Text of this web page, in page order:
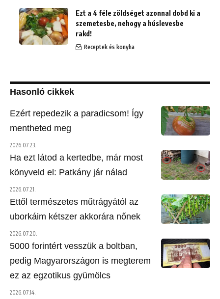
Ezt a 4 féle zöldséget azonnal dobd ki a
szemetesbe, nehogy a húslevesbe
rakd!
Receptek és konyha
Hasonló cikkek
Ezért repedezik a paradicsom! Így
mentheted meg
2026.07.23.
Ha ezt látod a kertedbe, már most
könyveld el: Patkány jár nálad
2026.07.21.
Ettől természetes műtrágyától az
uborkáim kétszer akkorára nőnek
2026.07.20.
5000 forintért vesszük a boltban,
pedig Magyarországon is megterem
ez az egzotikus gyümölcs
2026.07.14.